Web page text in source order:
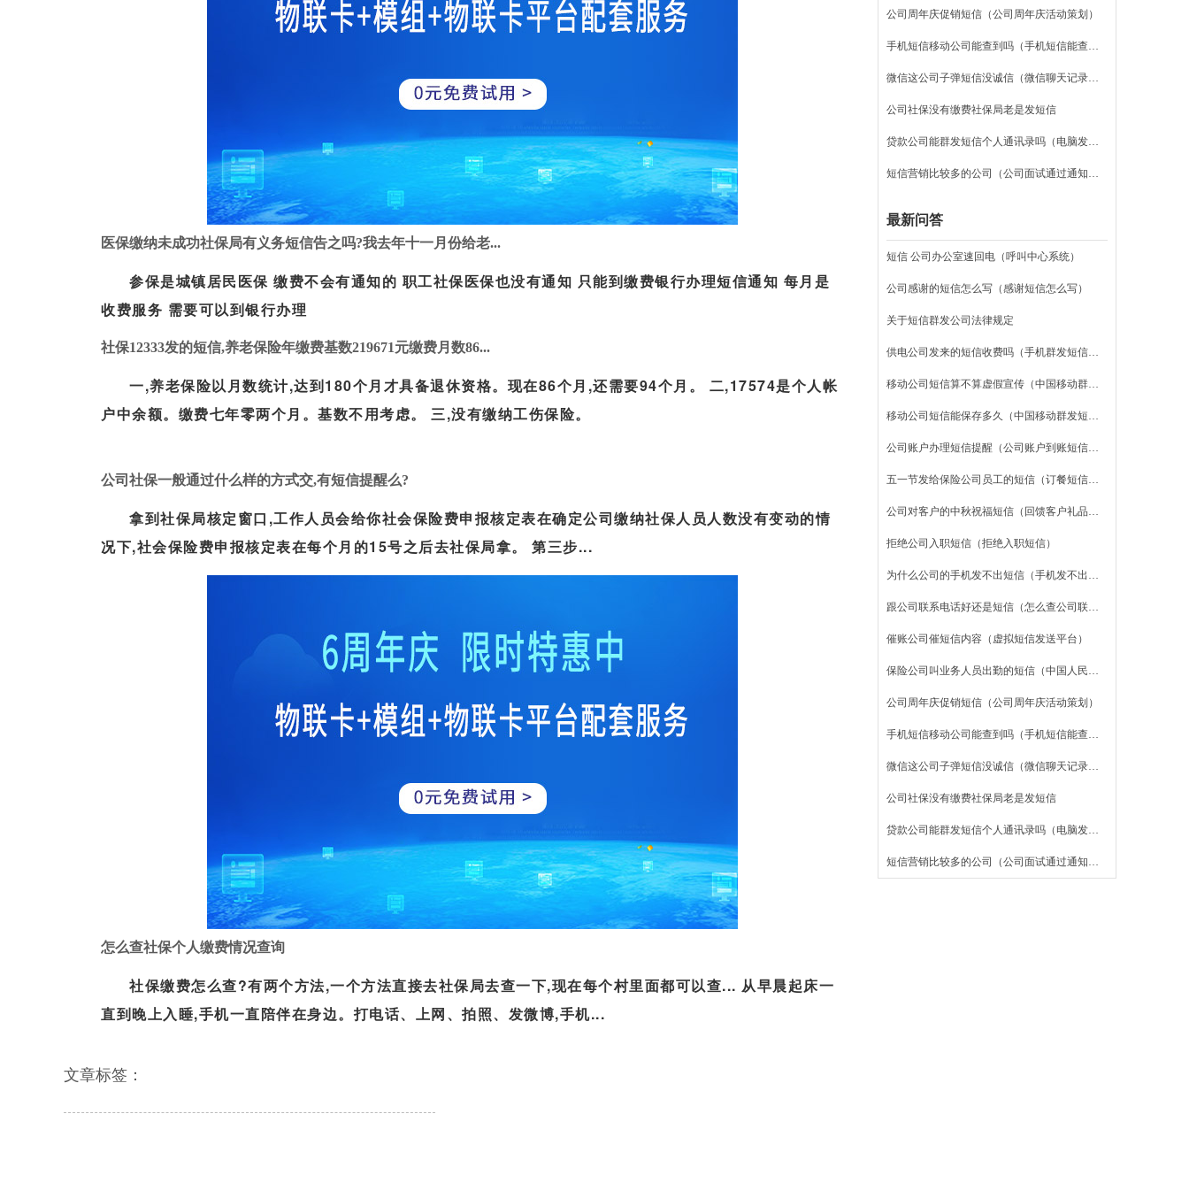
医保缴纳未成功社保局有义务短信告之吗?我去年十一月份给老...
参保是城镇居民医保 缴费不会有通知的 职工社保医保也没有通知 只能到缴费银行办理短信通知 每月是
收费服务 需要可以到银行办理
社保12333发的短信,养老保险年缴费基数219671元缴费月数86...
一,养老保险以月数统计,达到180个月才具备退休资格。现在86个月,还需要94个月。 二,17574是个人帐
户中余额。缴费七年零两个月。基数不用考虑。 三,没有缴纳工伤保险。
公司社保一般通过什么样的方式交,有短信提醒么?
拿到社保局核定窗口,工作人员会给你社会保险费申报核定表在确定公司缴纳社保人员人数没有变动的情
况下,社会保险费申报核定表在每个月的15号之后去社保局拿。 第三步...
怎么查社保个人缴费情况查询
社保缴费怎么查?有两个方法,一个方法直接去社保局去查一下,现在每个村里面都可以查... 从早晨起床一
直到晚上入睡,手机一直陪伴在身边。打电话、上网、拍照、发微博,手机...
文章标签：
公司周年庆促销短信（公司周年庆活动策划）
手机短信移动公司能查到吗（手机短信能查出来吗）
微信这公司子弹短信没诚信（微信聊天记录删除了怎么恢复）
公司社保没有缴费社保局老是发短信
贷款公司能群发短信个人通讯录吗（电脑发送短信软件）
短信营销比较多的公司（公司面试通过通知短信）
最新问答
短信 公司办公室速回电（呼叫中心系统）
公司感谢的短信怎么写（感谢短信怎么写）
关于短信群发公司法律规定
供电公司发来的短信收费吗（手机群发短信怎么发）
移动公司短信算不算虚假宣传（中国移动群发短信平台）
移动公司短信能保存多久（中国移动群发短信平台）
公司账户办理短信提醒（公司账户到账短信提醒）
五一节发给保险公司员工的短信（订餐短信发给订餐客户）
公司对客户的中秋祝福短信（回馈客户礼品方案）
拒绝公司入职短信（拒绝入职短信）
为什么公司的手机发不出短信（手机发不出短信）
跟公司联系电话好还是短信（怎么查公司联系方式）
催账公司催短信内容（虚拟短信发送平台）
保险公司叫业务人员出勤的短信（中国人民财产保险股份有限公司）
公司周年庆促销短信（公司周年庆活动策划）
手机短信移动公司能查到吗（手机短信能查出来吗）
微信这公司子弹短信没诚信（微信聊天记录删除了怎么恢复）
公司社保没有缴费社保局老是发短信
贷款公司能群发短信个人通讯录吗（电脑发送短信软件）
短信营销比较多的公司（公司面试通过通知短信）